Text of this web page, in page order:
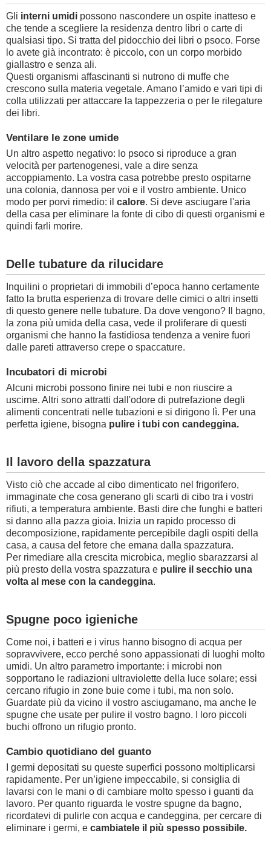
Gli interni umidi possono nascondere un ospite inatteso e
che tende a scegliere la residenza dentro libri o carte di
qualsiasi tipo. Si tratta del pidocchio dei libri o psoco. Forse
lo avete già incontrato: è piccolo, con un corpo morbido
giallastro e senza ali.
Questi organismi affascinanti si nutrono di muffe che
crescono sulla materia vegetale. Amano l’amido e vari tipi di
colla utilizzati per attaccare la tappezzeria o per le rilegature
dei libri.
Ventilare le zone umide
Un altro aspetto negativo: lo psoco si riproduce a gran
velocità per partenogenesi, vale a dire senza
accoppiamento. La vostra casa potrebbe presto ospitarne
una colonia, dannosa per voi e il vostro ambiente. Unico
modo per porvi rimedio: il calore. Si deve asciugare l'aria
della casa per eliminare la fonte di cibo di questi organismi e
quindi farli morire.
Delle tubature da rilucidare
Inquilini o proprietari di immobili d’epoca hanno certamente
fatto la brutta esperienza di trovare delle cimici o altri insetti
di questo genere nelle tubature. Da dove vengono? Il bagno,
la zona più umida della casa, vede il proliferare di questi
organismi che hanno la fastidiosa tendenza a venire fuori
dalle pareti attraverso crepe o spaccature.
Incubatori di microbi
Alcuni microbi possono finire nei tubi e non riuscire a
uscirne. Altri sono attratti dall'odore di putrefazione degli
alimenti concentrati nelle tubazioni e si dirigono lì. Per una
perfetta igiene, bisogna pulire i tubi con candeggina.
Il lavoro della spazzatura
Visto ciò che accade al cibo dimenticato nel frigorifero,
immaginate che cosa generano gli scarti di cibo tra i vostri
rifiuti, a temperatura ambiente. Basti dire che funghi e batteri
si danno alla pazza gioia. Inizia un rapido processo di
decomposizione, rapidamente percepibile dagli ospiti della
casa, a causa del fetore che emana dalla spazzatura.
Per rimediare alla crescita microbica, meglio sbarazzarsi al
più presto della vostra spazzatura e pulire il secchio una
volta al mese con la candeggina.
Spugne poco igieniche
Come noi, i batteri e i virus hanno bisogno di acqua per
sopravvivere, ecco perché sono appassionati di luoghi molto
umidi. Un altro parametro importante: i microbi non
sopportano le radiazioni ultraviolette della luce solare; essi
cercano rifugio in zone buie come i tubi, ma non solo.
Guardate più da vicino il vostro asciugamano, ma anche le
spugne che usate per pulire il vostro bagno. I loro piccoli
buchi offrono un rifugio pronto.
Cambio quotidiano del guanto
I germi depositati su queste superfici possono moltiplicarsi
rapidamente. Per un’igiene impeccabile, si consiglia di
lavarsi con le mani o di cambiare molto spesso i guanti da
lavoro. Per quanto riguarda le vostre spugne da bagno,
ricordatevi di pulirle con acqua e candeggina, per cercare di
eliminare i germi, e cambiatele il più spesso possibile.